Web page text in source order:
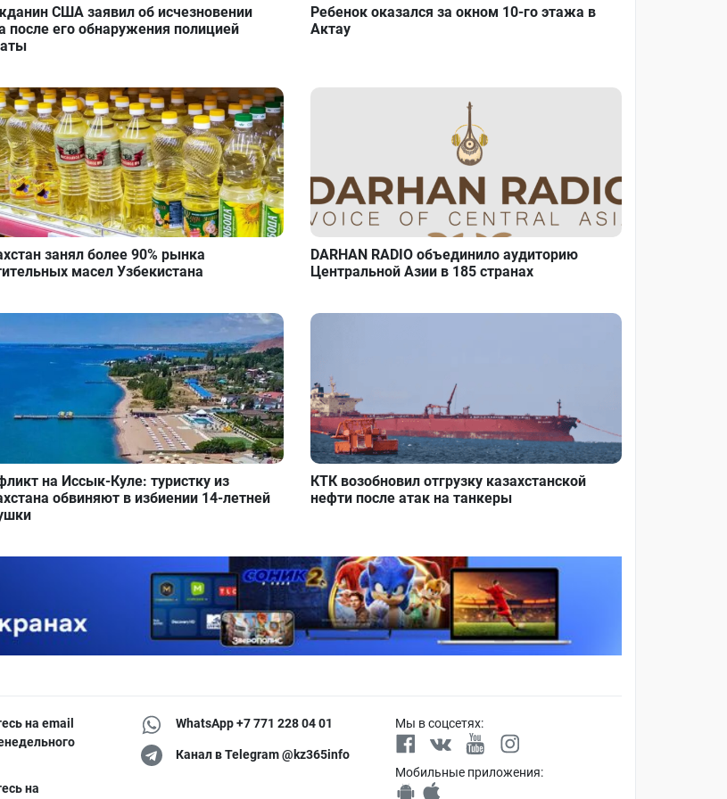
США заявил об исчезновении
после его обнаружения полицией
Ребенок оказался за окном 10-го этажа в
Актау
занял более 90% рынка
масел Узбекистана
DARHAN RADIO объединило аудиторию
Центральной Азии в 185 странах
на Иссык-Куле: туристку из
обвиняют в избиении 14-летней
КТК возобновил отгрузку казахстанской
нефти после атак на танкеры
на email
на
WhatsApp +7 771 228 04 01
Канал в Telegram @kz365info
Мы в соцсетях:
Мобильные приложения: